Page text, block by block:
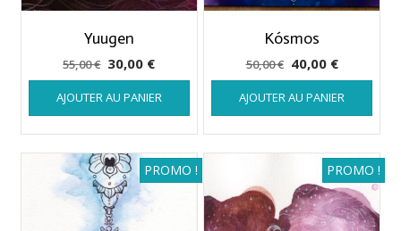
Yuugen
55,00€ Le
prix
initial
était :
30,00 €Le
prix
actuel
est :
AJOUTER AU PANIER
Kósmos
50,00€ Le
prix
initial
était :
40,00 €Le
prix
actuel
est :
AJOUTER AU PANIER
PROMO ! PROMO !